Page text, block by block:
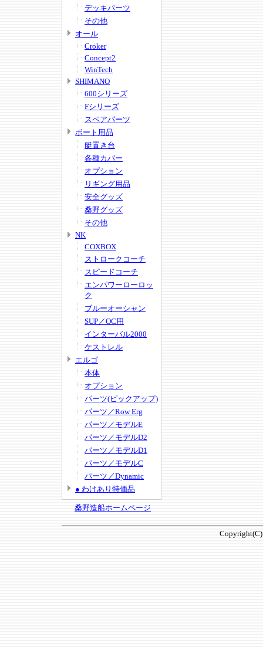
デッキパーツ
その他
オール
Croker
Concept2
WinTech
SHIMANO
600シリーズ
Fシリーズ
スペアパーツ
ボート用品
艇置き台
各種カバー
オプション
リギング用品
安全グッズ
桑野グッズ
その他
NK
COXBOX
ストロークコーチ
スピードコーチ
エンパワーローロッ
ク
ブルーオーシャン
SUP／OC用
インターバル2000
ケストレル
エルゴ
本体
オプション
パーツ(ピックアップ)
パーツ／Row Erg
パーツ／モデルE
パーツ／モデルD2
パーツ／モデルD1
パーツ／モデルC
パーツ／Dynamic
● わけあり特価品
桑野造船ホームページ